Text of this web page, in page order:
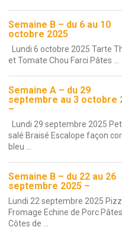
Semaine B – du 6 au 10
octobre 2025
Lundi 6 octobre 2025 Tarte
et Tomate Chou Farci Pâtes ...
Semaine A – du 29
septembre au 3 octobre
–
Lundi 29 septembre 2025
salé Braisé Escalope façon
bleu ...
Semaine B – du 22 au 26
septembre 2025 –
Lundi 22 septembre 2025
Fromage Echine de Porc Pâtes
Côtes de ...